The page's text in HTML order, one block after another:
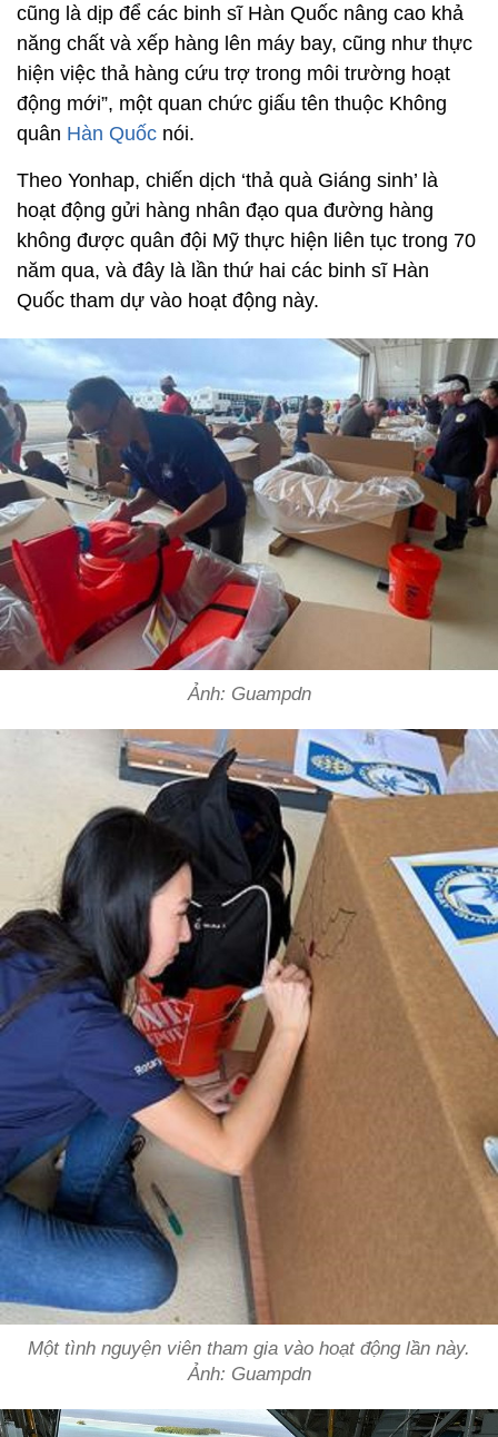
cũng là dịp để các binh sĩ Hàn Quốc nâng cao khả
năng chất và xếp hàng lên máy bay, cũng như thực
hiện việc thả hàng cứu trợ trong môi trường hoạt
động mới”, một quan chức giấu tên thuộc Không
quân Hàn Quốc nói.
Theo Yonhap, chiến dịch ‘thả quà Giáng sinh’ là
hoạt động gửi hàng nhân đạo qua đường hàng
không được quân đội Mỹ thực hiện liên tục trong 70
năm qua, và đây là lần thứ hai các binh sĩ Hàn
Quốc tham dự vào hoạt động này.
Ảnh: Guampdn
Một tình nguyện viên tham gia vào hoạt động lần này.
Ảnh: Guampdn